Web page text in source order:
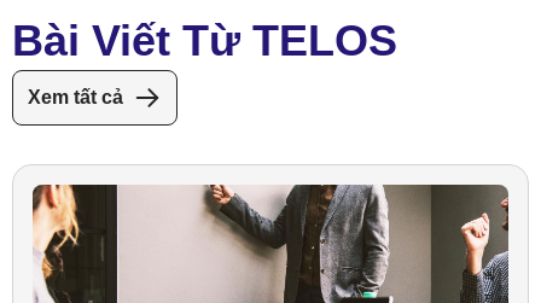
Bài Viết Từ TELOS
Xem tất cả